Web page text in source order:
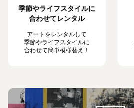
季節やライフスタイルに
合わせてレンタル
アートをレンタルして
季節やライフスタイルに
合わせて簡単模様替え！